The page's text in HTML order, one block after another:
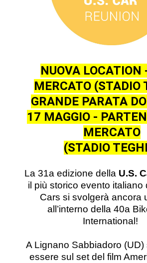
NUOVA LOCATION
MERCATO (STADIO
GRANDE PARATA
17 MAGGIO -
MERCATO
(STADIO
La 31a edizione della U.S.
il più storico evento italiano
Cars si svolgerà ancora
all’interno della 40a
International!
A Lignano Sabbiadoro (UD)
essere sul set del film